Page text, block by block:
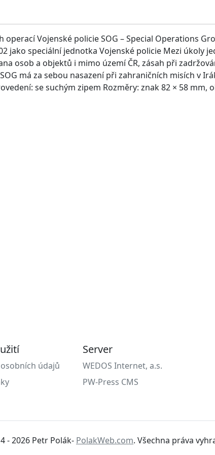
operací Vojenské policie SOG – Special Operations
jako speciální jednotka Vojenské policie Mezi úkoly
osob a objektů i mimo území ČR, zásah při
má za sebou nasazení při zahraničních misích v
se suchým zipem Rozměry: znak 82 × 58 mm,
údajů
Server
WEDOS Internet, a.s.
PW-Press CMS
- 2026 Petr Polák- PolakWeb.com. Všechna práva